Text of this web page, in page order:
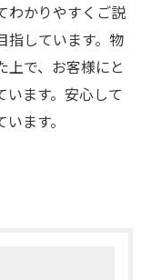
わかりやすくご説
指しています。物
上で、お客様にと
ます。安心して
ます。